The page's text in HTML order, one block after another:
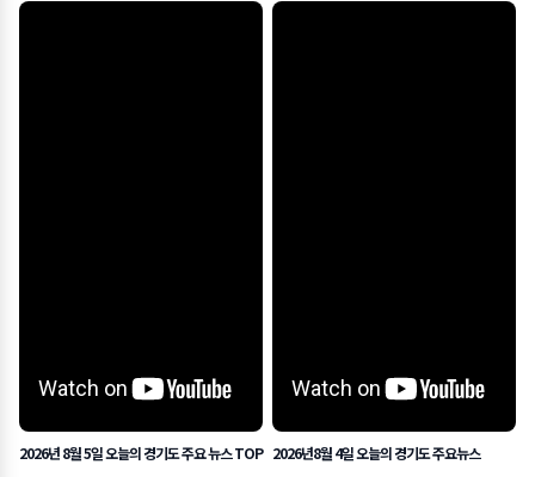
2026년 8월 5일 오늘의 경기도 주요 뉴스 TOP 2026년8월 4일 오늘의 경기도 주요뉴스